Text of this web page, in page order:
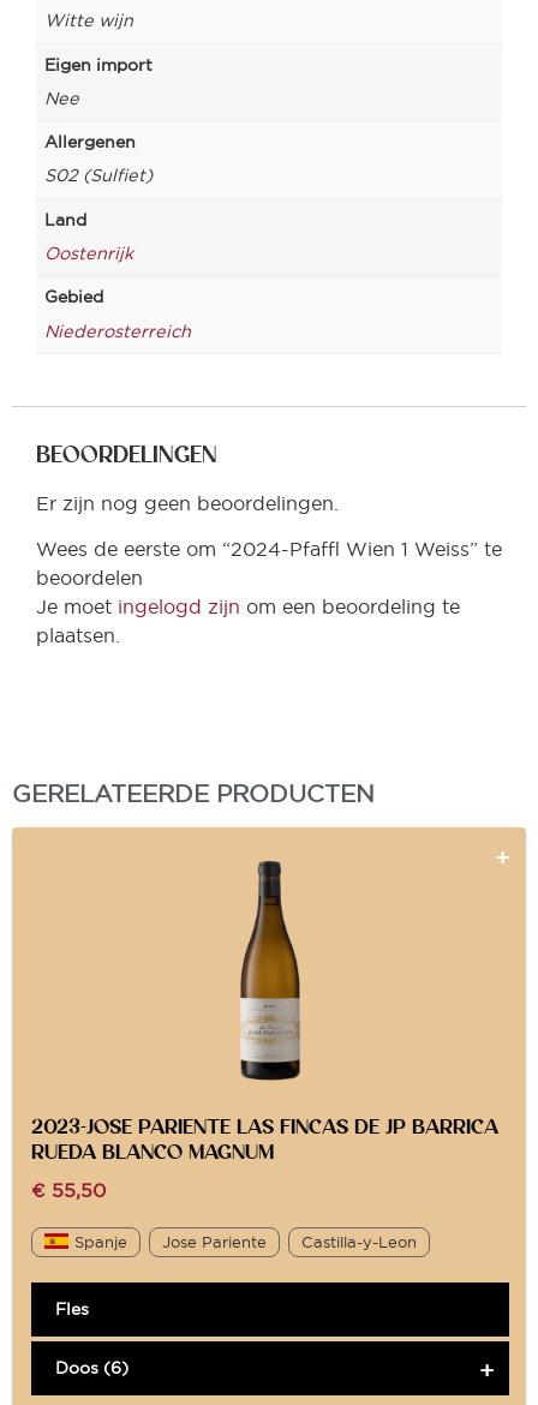
Witte wijn
Eigen import
Nee
Allergenen
S02 (Sulfiet)
Land
Oostenrijk
Gebied
Niederosterreich
BEOORDELINGEN
Er zijn nog geen beoordelingen.
Wees de eerste om “2024-Pfaffl Wien 1 Weiss” te
beoordelen
Je moet ingelogd zijn om een beoordeling te
plaatsen.
GERELATEERDE PRODUCTEN
2023-JOSE PARIENTE LAS FINCAS DE JP BARRICA
RUEDA BLANCO MAGNUM
€ 55,50
Spanje Jose Pariente Castilla-y-Leon
Fles
Doos (6)